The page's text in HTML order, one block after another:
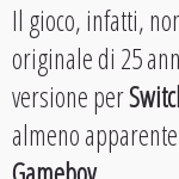
Il gioco, infatti,
originale di 25
versione per
almeno